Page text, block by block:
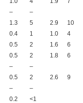
–
–
1.3 5 2.9
10
0.4 1 1.0
4
0.5 2 1.6
6
0.5 2 1.8
6
–
–
0.5 2 2.6
9
–
–
0.2
<1